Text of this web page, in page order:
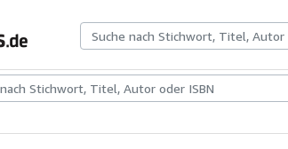
Antiquarische BücherKunst & Sammlerstücke